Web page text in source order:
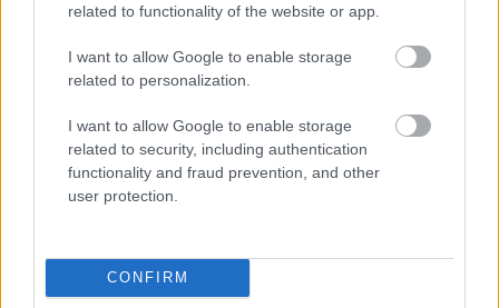
related to functionality of the website or app.
I want to allow Google to enable storage
related to personalization.
I want to allow Google to enable storage
related to security, including authentication
functionality and fraud prevention, and other
user protection.
CONFIRM
de az intézményvezető hozzátette, érzékelik az
igényeket, hogy sokan reggel akár már negyed